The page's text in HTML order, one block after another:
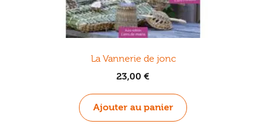
La Vannerie de jonc
23,00 €
Ajouter au panier